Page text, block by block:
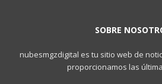
SOBRE
nubesmgzdigital es tu sitio web de
proporcionamos las